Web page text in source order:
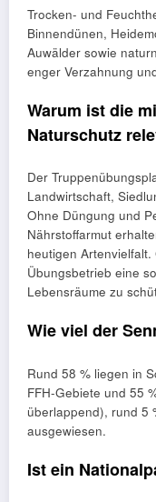
Trocken- und
Binnendünen,
Auwälder sowie
enger Verzahnung
Warum ist die
Naturschutz
Der
Landwirtschaft,
Ohne Düngung und
Nährstoffarmut
heutigen
Übungsbetrieb eine
Lebensräume zu
Wie viel der
Rund 58 % liegen in
FFH‑Gebiete und 55
überlappend), rund 5
ausgewiesen.
Ist ein